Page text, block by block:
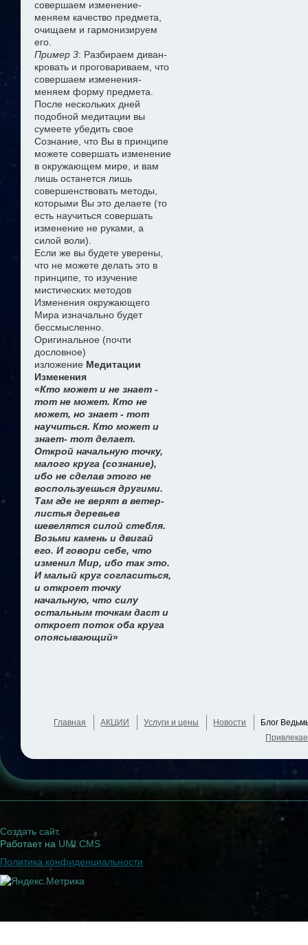
совершаем изменение-
меняем качество предмета,
очищаем и гармонизируем
его.
Пример 3: Разбираем диван-
кровать и проговариваем, что
совершаем изменения-
меняем форму предмета.
После нескольких дней
подобной медитации вы
сумеете убедить свое
Сознание, что Вы в принципе
можете совершать изменение
в окружающем мире, и вам
лишь останется лишь
совершенствовать методы,
которыми Вы это делаете (то
есть научиться совершать
изменение не руками, а
силой воли).
Если же вы будете уверены,
что не можете делать это в
принципе, то изучение
мистических методов
Изменения окружающего
Мира изначально будет
бессмысленно.
Оригинальное (почти
дословное)
изложение Медитации
Изменения
«Кто может и не знает -
тот не может. Кто не
может, но знает - тот
научиться. Кто может и
знает- тот делает.
Открой начальную точку,
малого круга (сознание),
ибо не сделав этого не
воспользуешься другими.
Там где не верят в ветер-
листья деревьев
шевелятся силой стебля.
Возьми камень и двигай
его. И говори себе, что
изменил Мир, ибо так это.
И малый круг согласиться,
и откроет точку
начальную, что силу
остальным точкам даст и
откроет поток оба круга
опоясывающий»
Главная АКЦИИ Услуги и цены Новости
Блог
Создать сайт.
Работает на UMI.CMS
Политика конфиденциальности